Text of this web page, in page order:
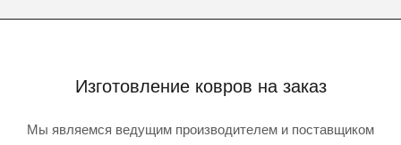
Изготовление ковров на заказ
Мы являемся ведущим производителем и поставщиком